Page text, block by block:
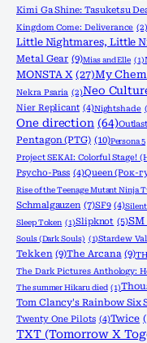
Kimi Ga Shine: Tasuketsu
Kingdom Come: Deliverance (2)
Little Nightmares, Little
Metal Gear (9)Mias and Elle (1)
MONSTA X (27)My
Nekra Psaria (2)Neo
Nier Replicant (4)Nightshade
One direction (64)Outlast
Pentagon (PTG) (10)Persona 5
Project SEKAI: Colorful Stage!
Psycho-Pass (4)Queen (Рок-
Rise of the Teenage Mutant Ninja
Schmalgauzen (7)SF9 (4)
Sleep Token (1)Slipknot (5)SM
Souls (Dark Souls) (1)Stardew
Tekken (9)The Arcana (9)
The Dark Pictures Anthology:
The summer Hikaru died (1)
Tom Clancy's Rainbow Six
Twenty One Pilots (4)Twice
TXT (Tomorrow X